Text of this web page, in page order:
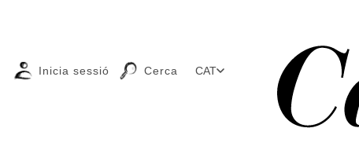
Inicia sessió Cerca CAT